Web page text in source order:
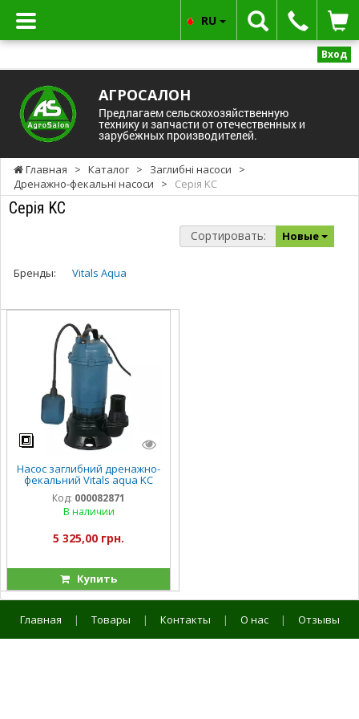
Вход
АГРОСАЛОН
Предлагаем сельскохозяйственную
технику и запчасти от отечественных и
зарубежных производителей.
RU
Главная > Каталог > Заглибні насоси
>
Дренажно-фекальні насоси
> Серія KC
Серія KC
Сортировать: Новые
Бренды: Vitals Aqua
Насос заглибний дренажно-
фекальний Vitals aqua KC
917o
Код: 000082871
В наличии
5 325,00 грн.
Купить
Главная | Товары | Контакты | О нас | Отзывы